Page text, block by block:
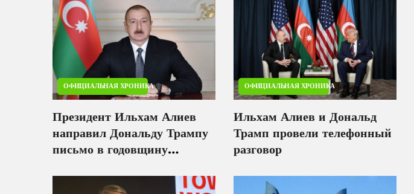
ОФИЦИАЛЬНАЯ ХРОНИКА
Президент Ильхам Алиев
направил Дональду Трампу
письмо в годовщину
ОФИЦИАЛЬНАЯ ХРОНИКА
Ильхам Алиев и Дональд
Трамп провели телефонный
разговор